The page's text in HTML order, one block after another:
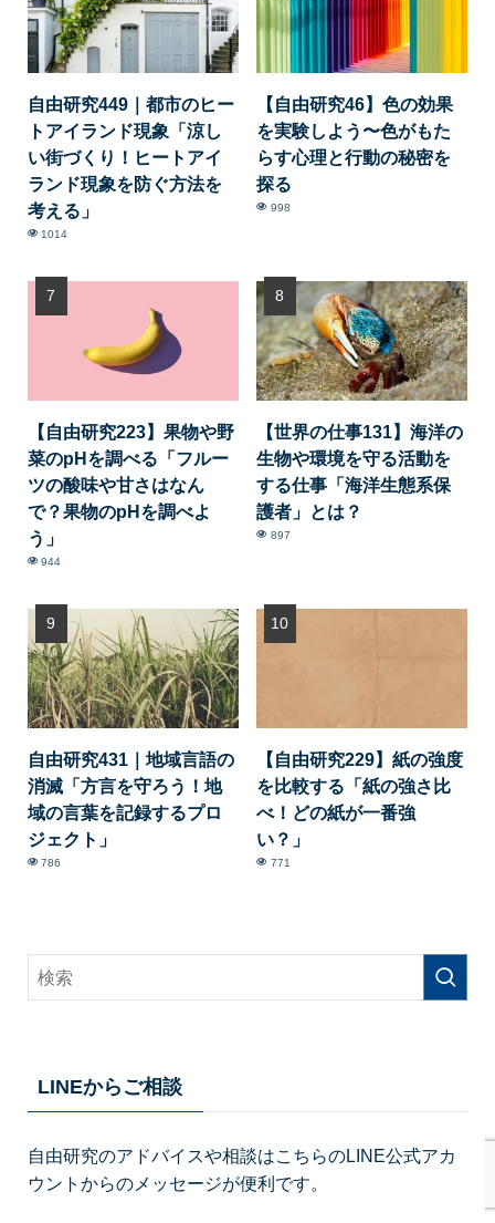
自由研究449｜都市のヒー
トアイランド現象「涼し
い街づくり！ヒートアイ
ランド現象を防ぐ方法を
考える」
1014
【自由研究46】色の効果
を実験しよう〜色がもた
らす心理と行動の秘密を
探る
998
【自由研究223】果物や野
菜のpHを調べる「フルー
ツの酸味や甘さはなん
で？果物のpHを調べよ
う」
944
【世界の仕事131】海洋の
生物や環境を守る活動を
する仕事「海洋生態系保
護者」とは？
897
自由研究431｜地域言語の
消滅「方言を守ろう！地
域の言葉を記録するプロ
ジェクト」
786
【自由研究229】紙の強度
を比較する「紙の強さ比
べ！どの紙が一番強
い？」
771
LINEからご相談
自由研究のアドバイスや相談はこちらのLINE公式アカ
ウントからのメッセージが便利です。